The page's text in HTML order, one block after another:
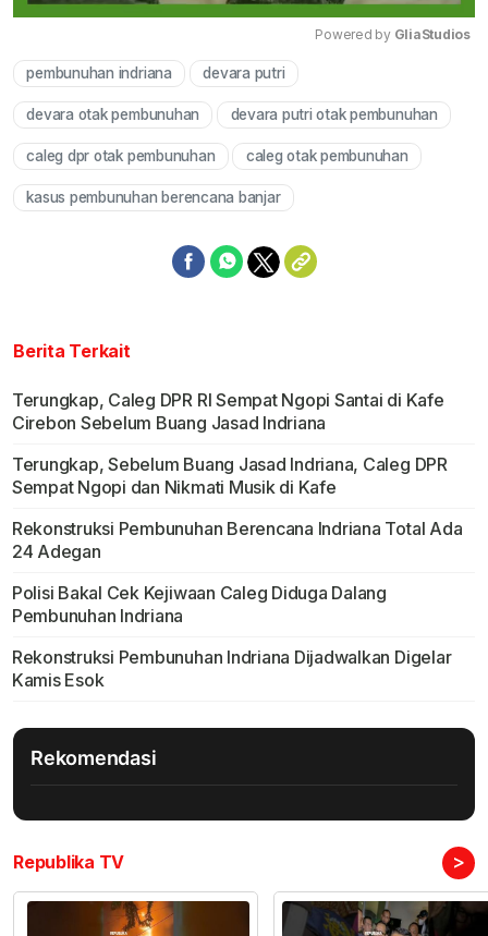
Powered by GliaStudios
pembunuhan indriana devara putri
devara otak pembunuhan devara putri otak pembunuhan
caleg dpr otak pembunuhan caleg otak pembunuhan
kasus pembunuhan berencana banjar
Berita Terkait
Terungkap, Caleg DPR RI Sempat Ngopi Santai di Kafe
Cirebon Sebelum Buang Jasad Indriana
Terungkap, Sebelum Buang Jasad Indriana, Caleg DPR
Sempat Ngopi dan Nikmati Musik di Kafe
Rekonstruksi Pembunuhan Berencana Indriana Total Ada
24 Adegan
Polisi Bakal Cek Kejiwaan Caleg Diduga Dalang
Pembunuhan Indriana
Rekonstruksi Pembunuhan Indriana Dijadwalkan Digelar
Kamis Esok
Rekomendasi
Republika TV >